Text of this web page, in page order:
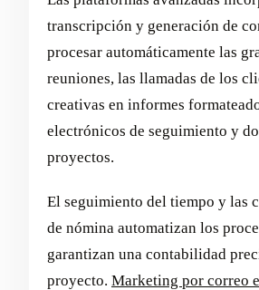
transcripción y generación de
procesar automáticamente las
reuniones, las llamadas de los
creativas en informes
electrónicos de seguimiento y
proyectos.
El seguimiento del tiempo y las
de nómina automatizan los
garantizan una contabilidad
proyecto. Marketing por correo